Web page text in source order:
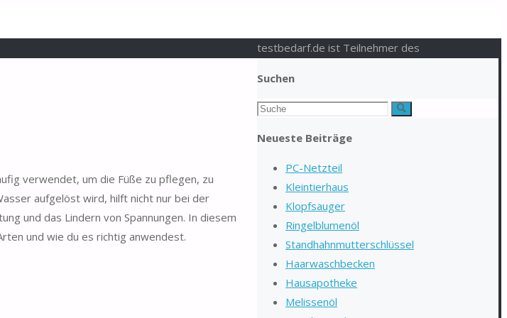
verwendet, um die Füße zu pflegen, zu
aufgelöst wird, hilft nicht nur bei der
und das Lindern von Spannungen. In diesem
und wie du es richtig anwendest.
Suchen
Suchen
Suche
Neueste Beiträge
PC-Netzteil
Kleintierhaus
Klopfsauger
Ringelblumenöl
Standhahnmutterschlüssel
Haarwaschbecken
Hausapotheke
Melissenöl
testbedarf.de ist Teilnehmer des